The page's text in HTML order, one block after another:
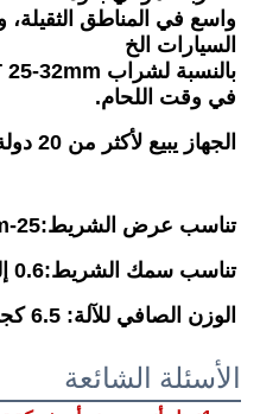
السيارات الخ
في وقت اللحام.
الجهاز يبيع لأكثر من 20 دولة في جميع أنحاء العالم
تناسب عرض الشريط:25-32mm
تناسب سمك الشريط:0.6 إلى 1.5ملم
الوزن الصافي للآلة: 6.5 كجم
الأسئلة الشائعة